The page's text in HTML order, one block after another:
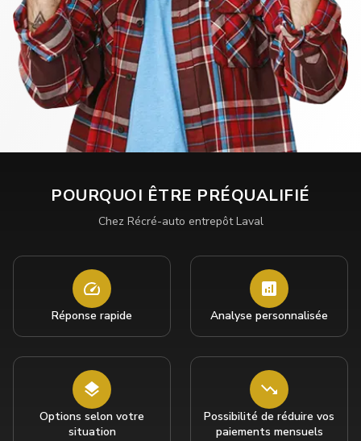
POURQUOI ÊTRE PRÉQUALIFIÉ
Chez Récré-auto entrepôt Laval
Réponse rapide Analyse personnalisée
Options selon votre
situation
Possibilité de réduire vos
paiements mensuels